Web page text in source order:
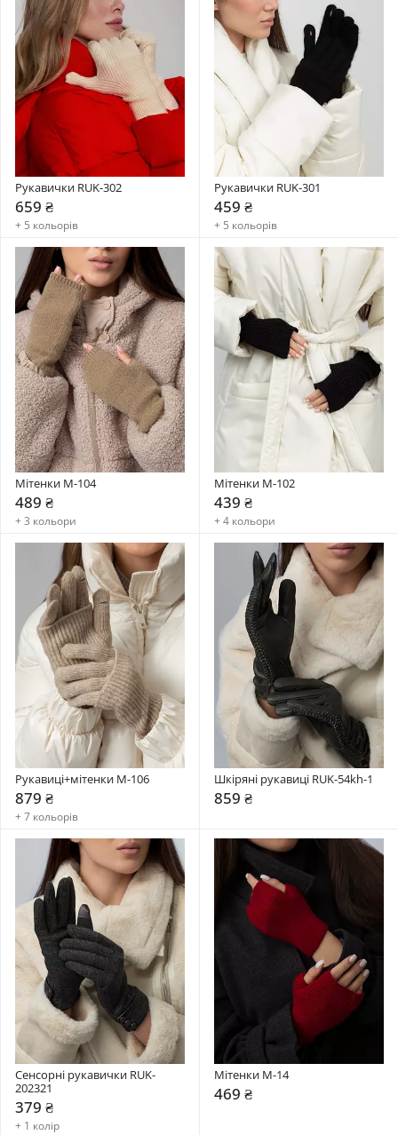
Рукавички RUK-302
659 ₴
+ 5 кольорів
Рукавички RUK-301
459 ₴
+ 5 кольорів
Мітенки M-104
489 ₴
+ 3 кольори
Мітенки M-102
439 ₴
+ 4 кольори
Рукавиці+мітенки М-106
879 ₴
+ 7 кольорів
Шкіряні рукавиці RUK-54kh-1
859 ₴
Сенсорні рукавички RUK-
202321
379 ₴
+ 1 колір
Мітенки М-14
469 ₴